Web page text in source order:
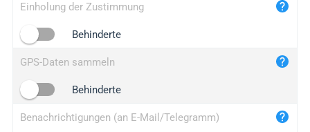
yip.su
iplogger.info
Einholung der Zustimmung
Behinderte
GPS-Daten sammeln
Behinderte
Benachrichtigungen (an E-Mail/Telegramm)